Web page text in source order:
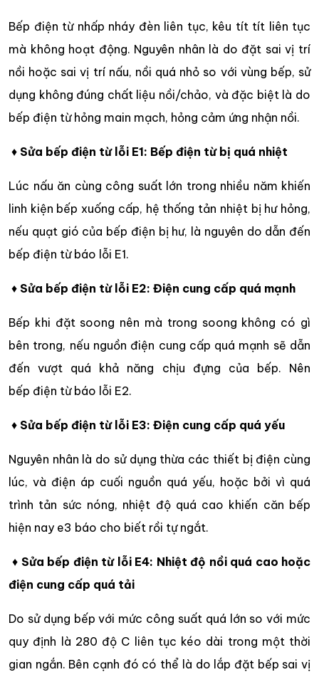
Bếp điện từ nhấp nháy đèn liên tục, kêu tít tít liên tục
mà không hoạt động. Nguyên nhân là do đặt sai vị trí
nồi hoặc sai vị trí nấu, nồi quá nhỏ so với vùng bếp, sử
dụng không đúng chất liệu nồi/chảo, và đặc biệt là do
bếp điện từ hỏng main mạch, hỏng cảm ứng nhận nồi.
♦ Sửa bếp điện từ lỗi E1: Bếp điện từ bị quá nhiệt
Lúc nấu ăn cùng công suất lớn trong nhiều năm khiến
linh kiện bếp xuống cấp, hệ thống tản nhiệt bị hư hỏng,
nếu quạt gió của bếp điện bị hư, là nguyên do dẫn đến
bếp điện từ báo lỗi E1.
♦ Sửa bếp điện từ lỗi E2: Điện cung cấp quá mạnh
Bếp khi đặt soong nên mà trong soong không có gì
bên trong, nếu nguồn điện cung cấp quá mạnh sẽ dẫn
đến vượt quá khả năng chịu đựng của bếp. Nên
bếp điện từ báo lỗi E2.
♦ Sửa bếp điện từ lỗi E3: Điện cung cấp quá yếu
Nguyên nhân là do sử dụng thừa các thiết bị điện cùng
lúc, và điện áp cuối nguồn quá yếu, hoặc bởi vì quá
trình tản sức nóng, nhiệt độ quá cao khiến căn bếp
hiện nay e3 báo cho biết rồi tự ngắt.
♦ Sửa bếp điện từ lỗi E4: Nhiệt độ nồi quá cao hoặc
điện cung cấp quá tải
Do sử dụng bếp với mức công suất quá lớn so với mức
quy định là 280 độ C liên tục kéo dài trong một thời
gian ngắn. Bên cạnh đó có thể là do lắp đặt bếp sai vị